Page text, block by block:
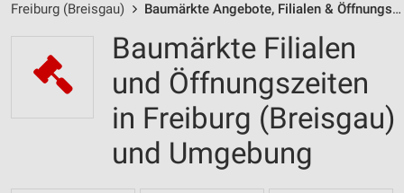
Freiburg (Breisgau) Baumärkte Angebote, Filialen & Öffnungszeiten
Baumärkte Filialen
und Öffnungszeiten
in Freiburg (Breisgau)
und Umgebung